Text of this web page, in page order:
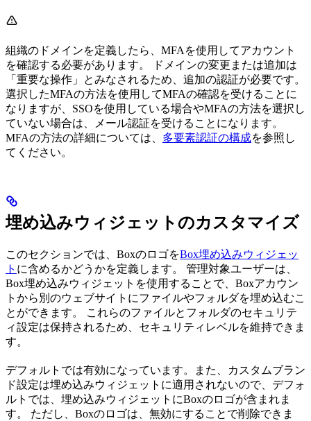
組織のドメインを定義したら、MFAを使用してアカウント
を確認する必要があります。 ドメインの変更または追加は
「重要な操作」とみなされるため、追加の認証が必要です。
選択したMFAの方法を使用してMFAの確認を受けることに
なりますが、SSOを使用している場合やMFAの方法を選択し
ていない場合は、メール認証を受けることになります。
MFAの方法の詳細については、 多要素認証の構成を参照し
てください。
埋め込みウィジェットのカスタマイズ
このセクションでは、BoxのロゴをBox埋め込みウィジェッ
ト に含めるかどうかを定義します。 管理対象ユーザーは、
Box埋め込みウィジェットを使用することで、Boxアカウン
トから別のウェブサイトにファイルやフォルダを埋め込むこ
とができます。 これらのファイルとフォルダのセキュリテ
ィ設定は保持されるため、セキュリティレベルを維持できま
す。
デフォルトでは有効になっています。また、カスタムブラン
ド設定は埋め込みウィジェットに適用されないので、デフォ
ルトでは、埋め込みウィジェットにBoxのロゴが含まれま
す。 ただし、Boxのロゴは、無効にすることで削除できま